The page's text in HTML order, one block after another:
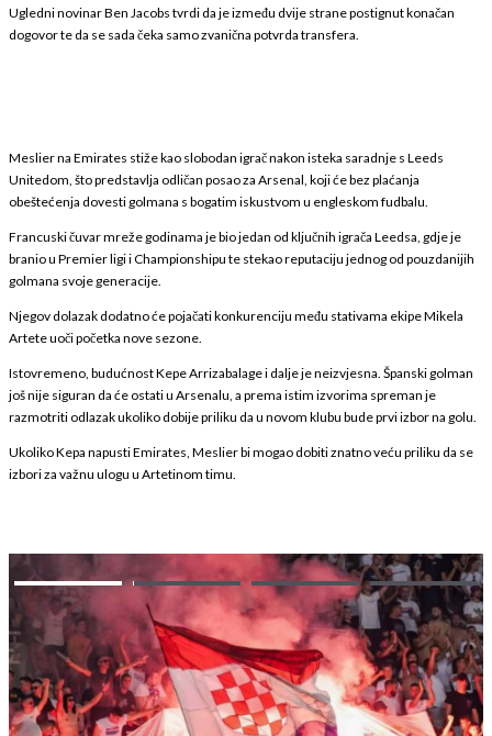
Ugledni novinar Ben Jacobs tvrdi da je između dvije strane postignut konačan
dogovor te da se sada čeka samo zvanična potvrda transfera.
Meslier na Emirates stiže kao slobodan igrač nakon isteka saradnje s Leeds
Unitedom, što predstavlja odličan posao za Arsenal, koji će bez plaćanja
obeštećenja dovesti golmana s bogatim iskustvom u engleskom fudbalu.
Francuski čuvar mreže godinama je bio jedan od ključnih igrača Leedsa, gdje je
branio u Premier ligi i Championshipu te stekao reputaciju jednog od pouzdanijih
golmana svoje generacije.
Njegov dolazak dodatno će pojačati konkurenciju među stativama ekipe Mikela
Artete uoči početka nove sezone.
Istovremeno, budućnost Kepe Arrizabalage i dalje je neizvjesna. Španski golman
još nije siguran da će ostati u Arsenalu, a prema istim izvorima spreman je
razmotriti odlazak ukoliko dobije priliku da u novom klubu bude prvi izbor na golu.
Ukoliko Kepa napusti Emirates, Meslier bi mogao dobiti znatno veću priliku da se
izbori za važnu ulogu u Artetinom timu.